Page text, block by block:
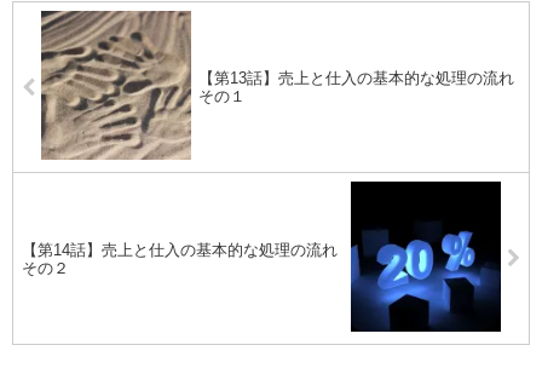
【第13話】売上と仕入の基本的な処理の流れ
その１
【第14話】売上と仕入の基本的な処理の流れ
その２